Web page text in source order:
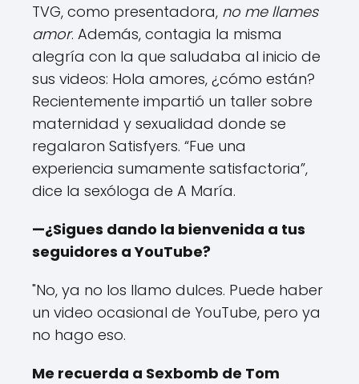
TVG, como presentadora, no me llames
amor. Además, contagia la misma
alegría con la que saludaba al inicio de
sus videos: Hola amores, ¿cómo están?
Recientemente impartió un taller sobre
maternidad y sexualidad donde se
regalaron Satisfyers. “Fue una
experiencia sumamente satisfactoria”,
dice la sexóloga de A María.
—¿Sigues dando la bienvenida a tus
seguidores a YouTube?
"No, ya no los llamo dulces. Puede haber
un video ocasional de YouTube, pero ya
no hago eso.
Me recuerda a Sexbomb de Tom